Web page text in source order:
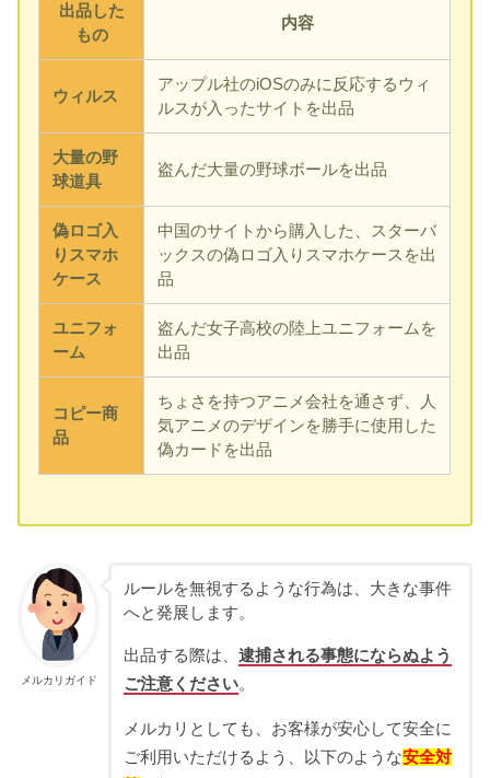
出品した
もの
内容
ウィルス
アップル社のiOSのみに反応するウィ
ルスが入ったサイトを出品
大量の野
球道具
盗んだ大量の野球ボールを出品
偽ロゴ入
りスマホ
ケース
中国のサイトから購入した、スターバ
ックスの偽ロゴ入りスマホケースを出
品
ユニフォ
ーム
盗んだ女子高校の陸上ユニフォームを
出品
コピー商
品
ちょさを持つアニメ会社を通さず、人
気アニメのデザインを勝手に使用した
偽カードを出品
メルカリガイド
ルールを無視するような行為は、大きな事件
へと発展します。
出品する際は、 逮捕される事態にならぬよう
ご注意ください。
メルカリとしても、お客様が安心して安全に
ご利用いただけるよう、以下のような安全対